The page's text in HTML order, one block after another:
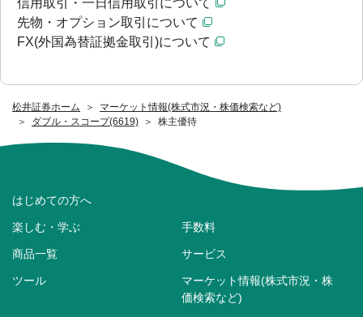
松井証券ホーム
マーケット情報(株式市況・株価検索など)
ダブル・スコープ(6619)
株主優待
信用取引・一日信用取引について
先物・オプション取引について
FX(外国為替証拠金取引)について
はじめての方へ
楽しむ・学ぶ 手数料
商品一覧 サービス
ツール
マーケット情報(株式市況・株
価検索など)